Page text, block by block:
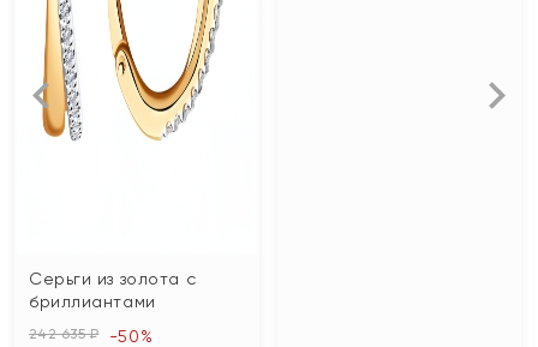
Серьги из золота с
бриллиантами
242 635 ₽ -50%